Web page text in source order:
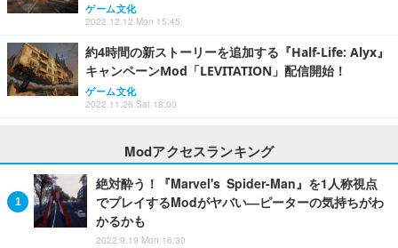
ゲーム文化
2022.12.12 Mon 15:45
約4時間の新ストーリーを追加する『Half-Life: Alyx』
キャンペーンMod「LEVITATION」配信開始！
ゲーム文化
2022.11.26 Sat 18:00
Modアクセスランキング
絶対酔う！『Marvel's Spider-Man』を1人称視点
でプレイするModがヤバい―ピーターの気持ちがわ
かるかも
2022.9.19 Mon 16:30